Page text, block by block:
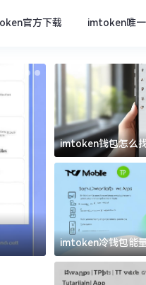
官方下载 imtoken唯一
imtoken官方
imtoken钱包怎么
坑
imtoken冷钱包能
道